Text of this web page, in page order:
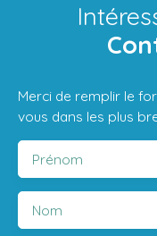
Merci de remplir le
vous dans les plus
Prénom
Nom